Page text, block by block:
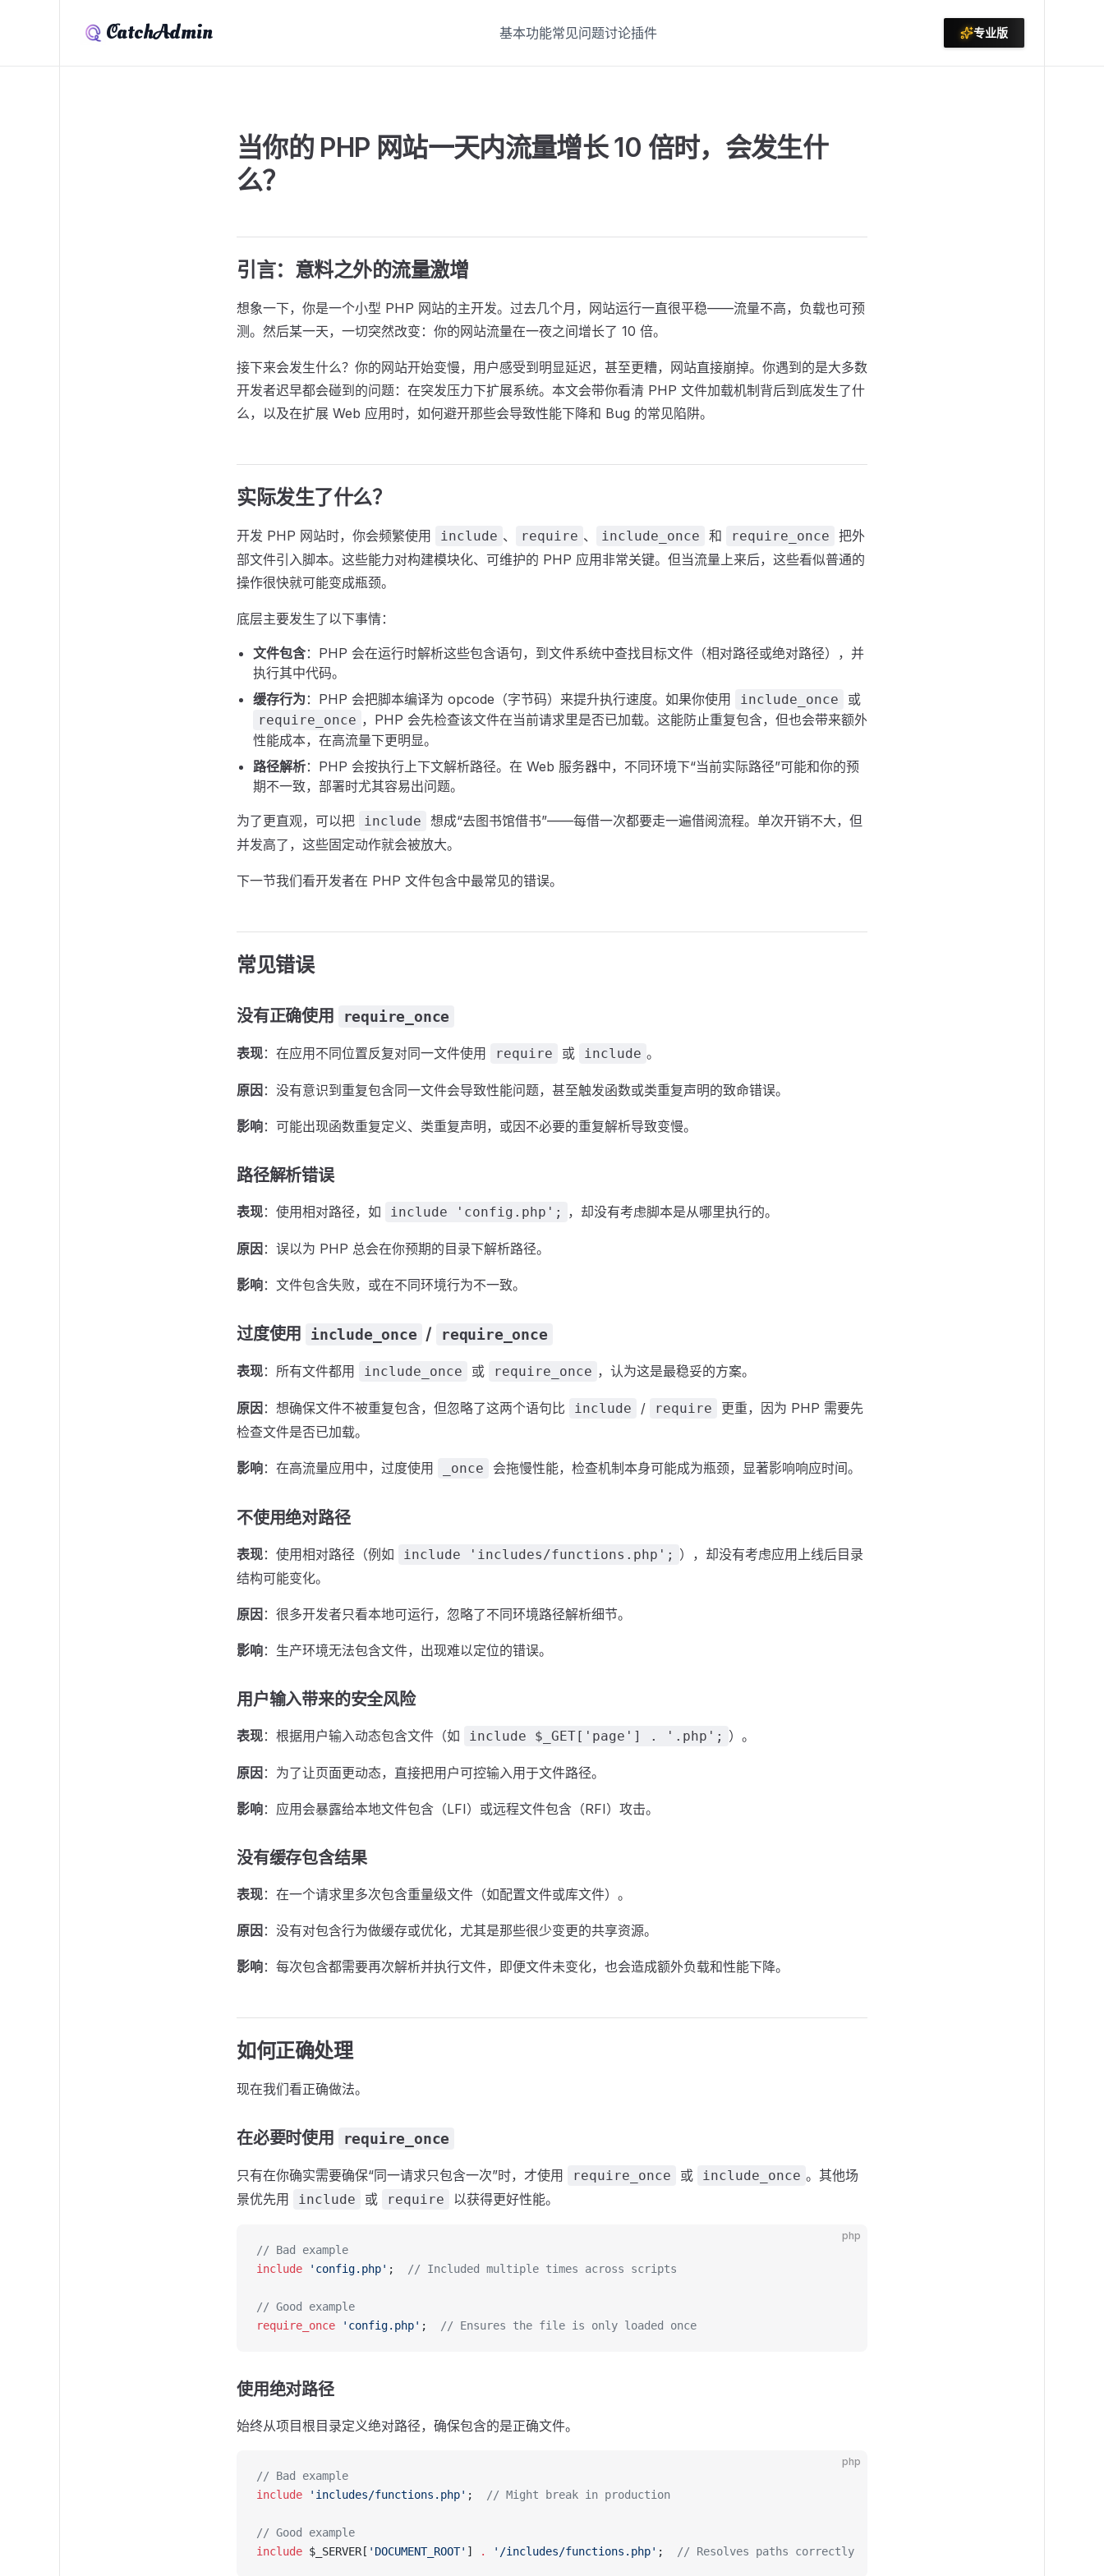
CatchAdmin 基本功能常见问题讨论插件 专业版
当你的 PHP 网站一天内流量增长 10 倍时，会发生什
么？
引言：意料之外的流量激增
想象一下，你是一个小型 PHP 网站的主开发。过去几个月，网站运行一直很平稳——流量不高，负载也可预
测。然后某一天，一切突然改变：你的网站流量在一夜之间增长了 10 倍。
接下来会发生什么？你的网站开始变慢，用户感受到明显延迟，甚至更糟，网站直接崩掉。你遇到的是大多数
开发者迟早都会碰到的问题：在突发压力下扩展系统。本文会带你看清 PHP 文件加载机制背后到底发生了什
么，以及在扩展 Web 应用时，如何避开那些会导致性能下降和 Bug 的常见陷阱。
实际发生了什么？
开发 PHP 网站时，你会频繁使用 include 、 require 、 include_once 和 require_once
把外
部文件引入脚本。这些能力对构建模块化、可维护的 PHP 应用非常关键。但当流量上来后，这些看似普通的
操作很快就可能变成瓶颈。
底层主要发生了以下事情：
文件包含：PHP 会在运行时解析这些包含语句，到文件系统中查找目标文件（相对路径或绝对路径），并
执行其中代码。
缓存行为 ：PHP 会把脚本编译为 opcode（字节码）来提升执行速度。如果你使用 include_once 或
require_once ，PHP 会先检查该文件在当前请求里是否已加载。这能防止重复包含，但也会带来额外
性能成本，在高流量下更明显。
路径解析：PHP 会按执行上下文解析路径。在 Web 服务器中，不同环境下“当前实际路径”可能和你的预
期不一致，部署时尤其容易出问题。
为了更直观，可以把 include
想成“去图书馆借书”——每借一次都要走一遍借阅流程。单次开销不大，但
并发高了，这些固定动作就会被放大。
下一节我们看开发者在 PHP 文件包含中最常见的错误。
常见错误
没有正确使用 require_once
表现：在应用不同位置反复对同一文件使用 require 或 include 。
原因 ：没有意识到重复包含同一文件会导致性能问题，甚至触发函数或类重复声明的致命错误。
影响：可能出现函数重复定义、类重复声明，或因不必要的重复解析导致变慢。
路径解析错误
表现：使用相对路径，如 include 'config.php'; ，却没有考虑脚本是从哪里执行的。
原因 ：误以为 PHP 总会在你预期的目录下解析路径。
影响：文件包含失败，或在不同环境行为不一致。
过度使用 include_once / require_once
表现：所有文件都用 include_once 或 require_once ，认为这是最稳妥的方案。
原因 ：想确保文件不被重复包含，但忽略了这两个语句比 include / require
更重，因为 PHP 需要先
检查文件是否已加载。
影响：在高流量应用中，过度使用 _once 会拖慢性能，检查机制本身可能成为瓶颈，显著影响响应时间。
不使用绝对路径
表现：使用相对路径（例如 include 'includes/functions.php'; ），却没有考虑应用上线后目录
结构可能变化。
原因 ：很多开发者只看本地可运行，忽略了不同环境路径解析细节。
影响：生产环境无法包含文件，出现难以定位的错误。
用户输入带来的安全风险
表现：根据用户输入动态包含文件（如 include $_GET['page'] . '.php'; ）。
原因 ：为了让页面更动态，直接把用户可控输入用于文件路径。
影响：应用会暴露给本地文件包含（LFI）或远程文件包含（RFI）攻击。
没有缓存包含结果
表现：在一个请求里多次包含重量级文件（如配置文件或库文件）。
原因 ：没有对包含行为做缓存或优化，尤其是那些很少变更的共享资源。
影响：每次包含都需要再次解析并执行文件，即便文件未变化，也会造成额外负载和性能下降。
如何正确处理
现在我们看正确做法。
在必要时使用 require_once
只有在你确实需要确保“同一请求只包含一次”时，才使用 require_once 或 include_once 。其他场
景优先用
include 或 require 以获得更好性能。
php
// Bad example
include 'config.php' ; // Included multiple times across scripts
// Good example
require_once 'config.php' ; // Ensures the file is only loaded once
使用绝对路径
始终从项目根目录定义绝对路径，确保包含的是正确文件。
php
// Bad example
include 'includes/functions.php' ; // Might break in production
// Good example
include $_SERVER[ 'DOCUMENT_ROOT' ] . '/includes/functions.php' ; // Resolves paths correctly